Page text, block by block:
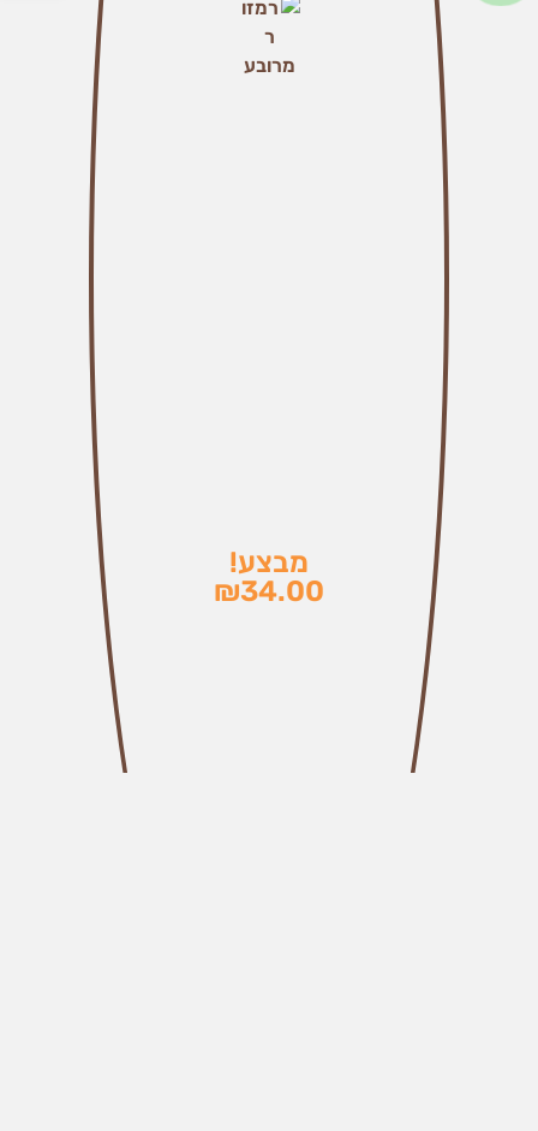
מבצע!
₪34.00